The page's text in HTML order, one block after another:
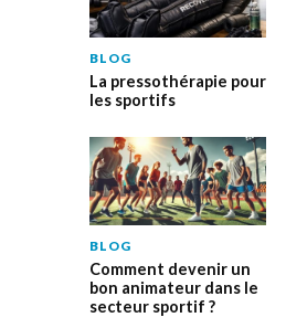
BLOG
La pressothérapie pour
les sportifs
BLOG
Comment devenir un
bon animateur dans le
secteur sportif ?